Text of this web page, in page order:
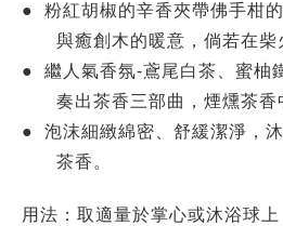
●
粉紅胡椒的辛香夾帶佛手柑
與癒創木的暖意，倘若在柴
●
繼人氣香氛-鳶尾白茶、蜜柚
奏出茶香三部曲，煙燻茶香
●
泡沫細緻綿密、舒緩潔淨，
茶香。
用法：取適量於掌心或沐浴球